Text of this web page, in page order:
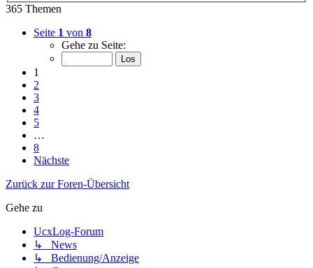
365 Themen
Seite 1 von 8
Gehe zu Seite:
1
2
3
4
5
…
8
Nächste
Zurück zur Foren-Übersicht
Gehe zu
UcxLog-Forum
↳ News
↳ Bedienung/Anzeige